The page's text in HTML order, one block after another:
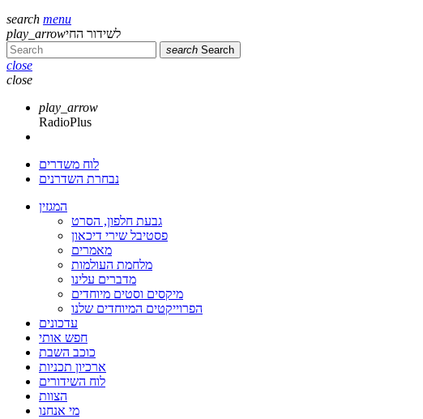
search menu
play_arrowלשידור החי
search Search
close
close
play_arrow
RadioPlus
לוח משדרים
נבחרת השדרנים
המגזין
גבעת חלפון, הסרט
פסטיבל שירי דיכאון
מאמרים
מלחמת העולמות
מדברים עלינו
מיקסים וסטים מיוחדים
הפרוייקטים המיוחדים שלנו
עדכונים
חפש אותי
כוכב השבת
ארכיון תכניות
לוח השידורים
הצוות
מי אנחנו